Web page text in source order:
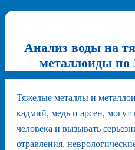
Анализ воды на
металлоиды по
Тяжелые металлы и
кадмий, медь и арсен, могут
человека и вызывать
отравления,